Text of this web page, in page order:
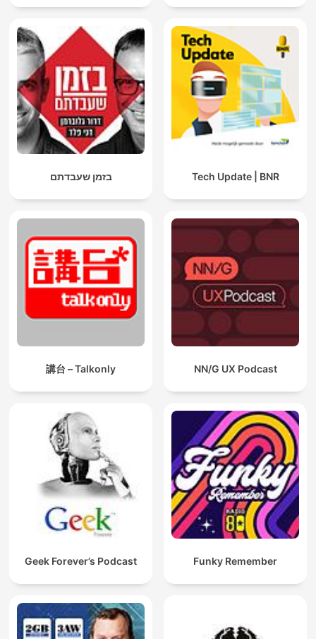
בזמן שעבדתם Tech Update | BNR
講台 – Talkonly NN/G UX Podcast
Geek Forever’s Podcast Funky Remember